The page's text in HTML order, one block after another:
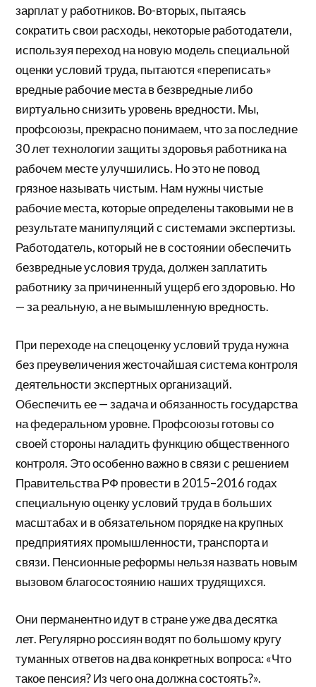
зарплат у работников. Во-вторых, пытаясь
сократить свои расходы, некоторые работодатели,
используя переход на новую модель специальной
оценки условий труда, пытаются «переписать»
вредные рабочие места в безвредные либо
виртуально снизить уровень вредности. Мы,
профсоюзы, прекрасно понимаем, что за последние
30 лет технологии защиты здоровья работника на
рабочем месте улучшились. Но это не повод
грязное называть чистым. Нам нужны чистые
рабочие места, которые определены таковыми не в
результате манипуляций с системами экспертизы.
Работодатель, который не в состоянии обеспечить
безвредные условия труда, должен заплатить
работнику за причиненный ущерб его здоровью. Но
— за реальную, а не вымышленную вредность.
При переходе на спецоценку условий труда нужна
без преувеличения жесточайшая система контроля
деятельности экспертных организаций.
Обеспечить ее — задача и обязанность государства
на федеральном уровне. Профсоюзы готовы со
своей стороны наладить функцию общественного
контроля. Это особенно важно в связи с решением
Правительства РФ провести в 2015–2016 годах
специальную оценку условий труда в больших
масштабах и в обязательном порядке на крупных
предприятиях промышленности, транспорта и
связи. Пенсионные реформы нельзя назвать новым
вызовом благосостоянию наших трудящихся.
Они перманентно идут в стране уже два десятка
лет. Регулярно россиян водят по большому кругу
туманных ответов на два конкретных вопроса: «Что
такое пенсия? Из чего она должна состоять?».